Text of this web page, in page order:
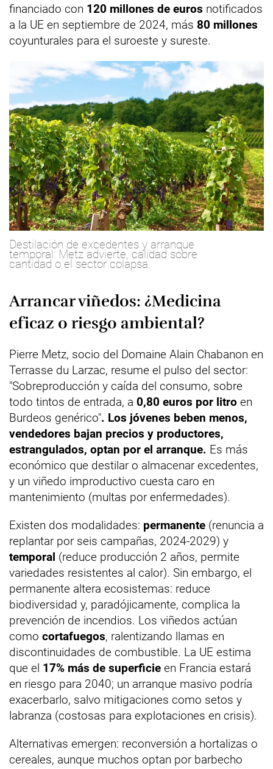
financiado con 120 millones de euros notificados
a la UE en septiembre de 2024, más 80 millones
coyunturales para el suroeste y sureste.
Destilación de excedentes y arranque
temporal: Metz advierte, calidad sobre
cantidad o el sector colapsa.
Arrancar viñedos: ¿Medicina
eficaz o riesgo ambiental?
Pierre Metz, socio del Domaine Alain Chabanon en
Terrasse du Larzac, resume el pulso del sector:
"Sobreproducción y caída del consumo, sobre
todo tintos de entrada, a 0,80 euros por litro en
Burdeos genérico". Los jóvenes beben menos,
vendedores bajan precios y productores,
estrangulados, optan por el arranque. Es más
económico que destilar o almacenar excedentes,
y un viñedo improductivo cuesta caro en
mantenimiento (multas por enfermedades).
Existen dos modalidades: permanente (renuncia a
replantar por seis campañas, 2024-2029) y
temporal (reduce producción 2 años, permite
variedades resistentes al calor). Sin embargo, el
permanente altera ecosistemas: reduce
biodiversidad y, paradójicamente, complica la
prevención de incendios. Los viñedos actúan
como cortafuegos, ralentizando llamas en
discontinuidades de combustible. La UE estima
que el 17% más de superficie en Francia estará
en riesgo para 2040; un arranque masivo podría
exacerbarlo, salvo mitigaciones como setos y
labranza (costosas para explotaciones en crisis).
Alternativas emergen: reconversión a hortalizas o
cereales, aunque muchos optan por barbecho